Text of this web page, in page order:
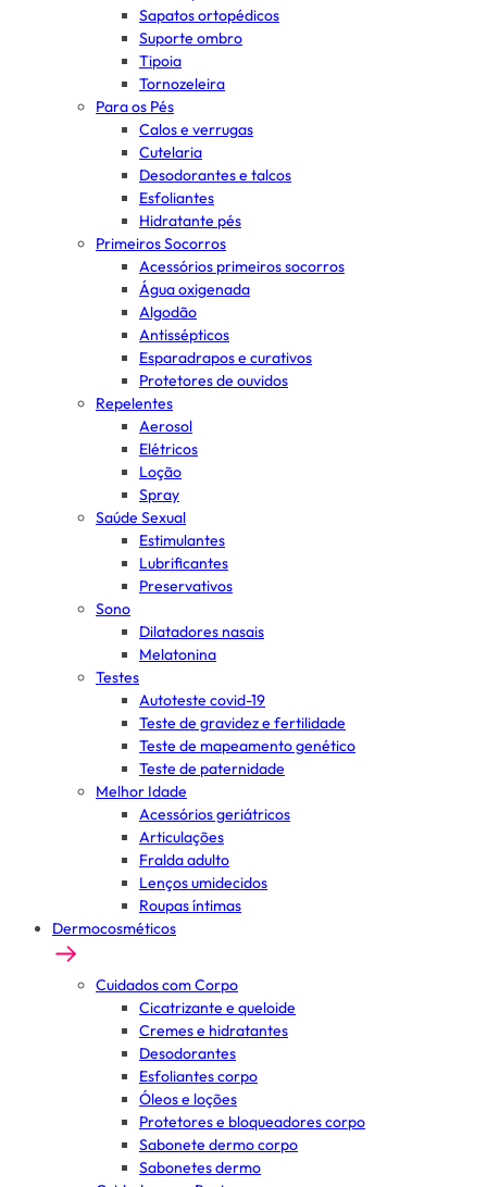
Sapatos ortopédicos
Suporte ombro
Tipoia
Tornozeleira
Para os Pés
Calos e verrugas
Cutelaria
Desodorantes e talcos
Esfoliantes
Hidratante pés
Primeiros Socorros
Acessórios primeiros socorros
Água oxigenada
Algodão
Antissépticos
Esparadrapos e curativos
Protetores de ouvidos
Repelentes
Aerosol
Elétricos
Loção
Spray
Saúde Sexual
Estimulantes
Lubrificantes
Preservativos
Sono
Dilatadores nasais
Melatonina
Testes
Autoteste covid-19
Teste de gravidez e fertilidade
Teste de mapeamento genético
Teste de paternidade
Melhor Idade
Acessórios geriátricos
Articulações
Fralda adulto
Lenços umidecidos
Roupas íntimas
Dermocosméticos
Cuidados com Corpo
Cicatrizante e queloide
Cremes e hidratantes
Desodorantes
Esfoliantes corpo
Óleos e loções
Protetores e bloqueadores corpo
Sabonete dermo corpo
Sabonetes dermo